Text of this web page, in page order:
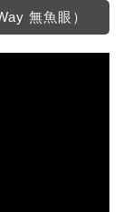
無魚眼）